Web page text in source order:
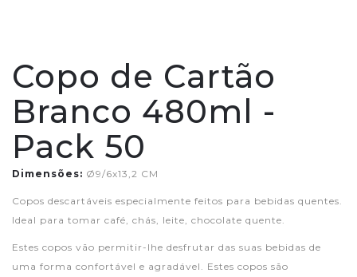
Copo de Cartão
Branco 480ml -
Pack 50
Dimensões: Ø9/6x13,2 CM
Copos descartáveis ​​especialmente feitos para bebidas quentes.
Ideal para tomar café, chás, leite, chocolate quente.
Estes copos vão permitir-lhe desfrutar das suas bebidas de
uma forma confortável e agradável. Estes copos são